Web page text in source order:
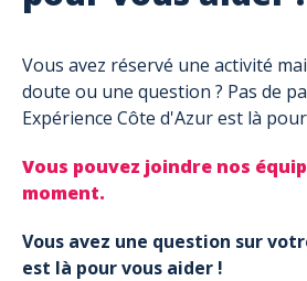
Vous avez réservé une activité
doute ou une question ? Pas de
Expérience Côte d'Azur est là
Vous pouvez joindre nos
moment.
Vous avez une question sur
est là pour vous aider !